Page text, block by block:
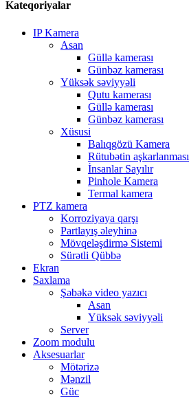
Kateqoriyalar
IP Kamera
Asan
Güllə kamerası
Günbəz kamerası
Yüksək səviyyəli
Qutu kamerası
Güllə kamerası
Günbəz kamerası
Xüsusi
Balıqgözü Kamera
Rütubətin aşkarlanması
İnsanlar Sayılır
Pinhole Kamera
Termal kamera
PTZ kamera
Korroziyaya qarşı
Partlayış əleyhinə
Mövqeləşdirmə Sistemi
Sürətli Qübbə
Ekran
Saxlama
Şəbəkə video yazıcı
Asan
Yüksək səviyyəli
Server
Zoom modulu
Aksesuarlar
Mötərizə
Mənzil
Güc